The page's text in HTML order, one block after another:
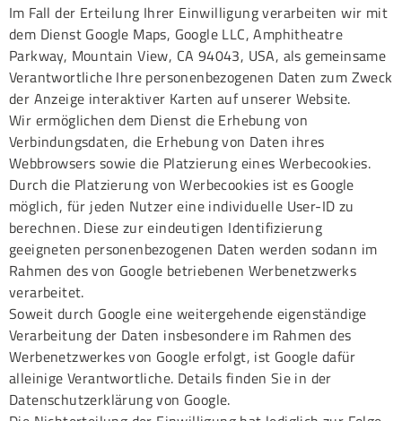
Im Fall der Erteilung Ihrer Einwilligung verarbeiten wir mit
dem Dienst Google Maps, Google LLC, Amphitheatre
Parkway, Mountain View, CA 94043, USA, als gemeinsame
Verantwortliche Ihre personenbezogenen Daten zum Zweck
der Anzeige interaktiver Karten auf unserer Website.
Wir ermöglichen dem Dienst die Erhebung von
Verbindungsdaten, die Erhebung von Daten ihres
Webbrowsers sowie die Platzierung eines Werbecookies.
Durch die Platzierung von Werbecookies ist es Google
möglich, für jeden Nutzer eine individuelle User-ID zu
berechnen. Diese zur eindeutigen Identifizierung
geeigneten personenbezogenen Daten werden sodann im
Rahmen des von Google betriebenen Werbenetzwerks
verarbeitet.
Soweit durch Google eine weitergehende eigenständige
Verarbeitung der Daten insbesondere im Rahmen des
Werbenetzwerkes von Google erfolgt, ist Google dafür
alleinige Verantwortliche. Details finden Sie in der
Datenschutzerklärung von Google.